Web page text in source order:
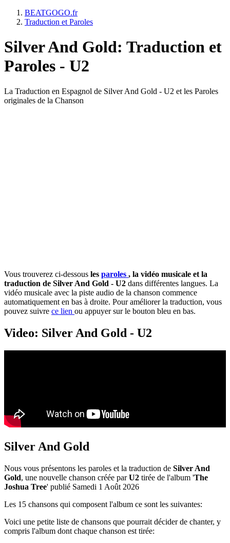
BEATGOGO.fr
Traduction et Paroles
Silver And Gold: Traduction et
Paroles - U2
La Traduction en Espagnol de Silver And Gold - U2 et les Paroles
originales de la Chanson
Vous trouverez ci-dessous les paroles , la vidéo musicale et la
traduction de Silver And Gold - U2 dans différentes langues. La
vidéo musicale avec la piste audio de la chanson commence
automatiquement en bas à droite. Pour améliorer la traduction, vous
pouvez suivre ce lien ou appuyer sur le bouton bleu en bas.
Video: Silver And Gold - U2
Silver And Gold
Nous vous présentons les paroles et la traduction de Silver And
Gold, une nouvelle chanson créée parU2 tirée de l'album 'The
Joshua Tree' publié Samedi 1 Août 2026
Les 15 chansons qui composent l'album ce sont les suivantes:
Voici une petite liste de chansons que pourrait décider de chanter, y
compris l'album dont chaque chanson est tirée: